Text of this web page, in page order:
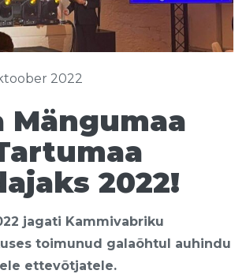
2022
Mängumaa
2022!
jagati Kammivabriku
toimunud galaõhtul auhindu
ettevõtjatele.